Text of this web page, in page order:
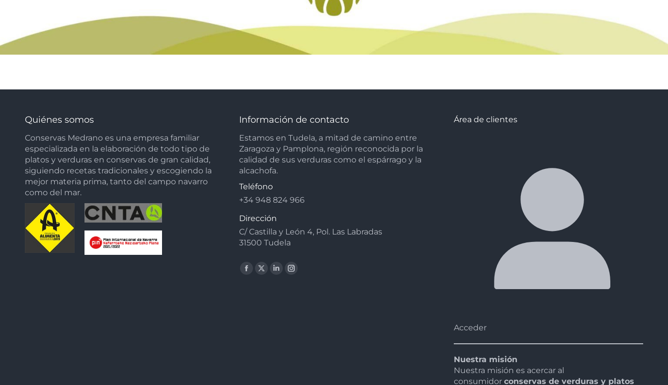
Quiénes somos
Conservas Medrano es una empresa familiar
especializada en la elaboración de todo tipo de
platos y verduras en conservas de gran calidad,
siguiendo recetas tradicionales y escogiendo la
mejor materia prima, tanto del campo navarro
como del mar.
Información de contacto
Estamos en Tudela, a mitad de camino entre
Zaragoza y Pamplona, región reconocida por la
calidad de sus verduras como el espárrago y la
alcachofa.
Teléfono
+34 948 824 966
Dirección
C/ Castilla y León 4, Pol. Las Labradas
31500 Tudela
Facebook
X
LinkedinInstagram
Área de clientes
Acceder
Nuestra misión
Nuestra misión es acercar al
consumidor conservas de verduras y platos